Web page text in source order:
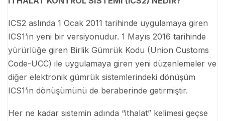
ICS2 aslında 1 Ocak 2011 tarihinde uygulamaya giren
ICS1’in yeni bir versiyonudur. 1 Mayıs 2016 tarihinde
yürürlüğe giren Birlik Gümrük Kodu (Union Customs
Code-UCC) ile uygulamaya giren yeni düzenlemeler ve
diğer elektronik gümrük sistemlerindeki dönüşüm
ICS1’in dönüşümünü de beraberinde getirmiştir.
Her ne kadar sistemin adında “ithalat” kelimesi geçse